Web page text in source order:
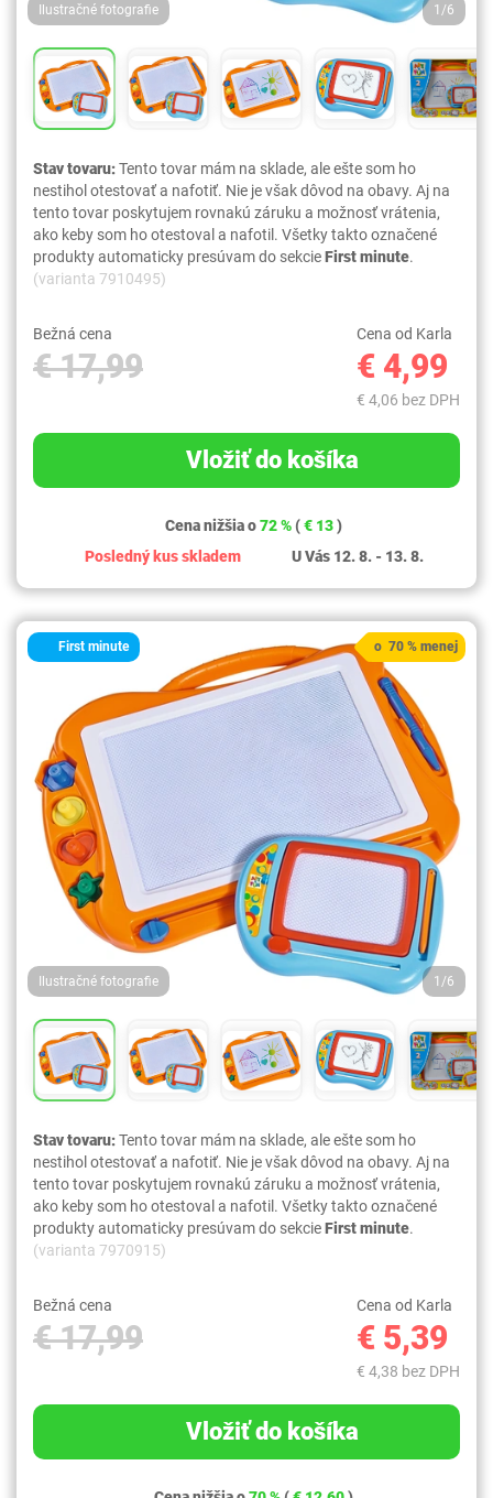
Ilustračné fotografie 1/6
Stav tovaru:Tento tovar mám na sklade, ale ešte som ho
nestihol otestovať a nafotiť. Nie je však dôvod na obavy. Aj na
tento tovar poskytujem rovnakú záruku a možnosť vrátenia,
ako keby som ho otestoval a nafotil. Všetky takto označené
produkty automaticky presúvam do sekcieFirst minute.
(varianta 7910495)
Bežná cena
€ 17,99
Cena od Karla
€ 4,99
€ 4,06 bez DPH
Vložiť do košíka
Cena nižšia o72 % (€ 13)
Posledný kus skladem
U Vás 12. 8. - 13. 8.
First minute
Ilustračné fotografie 1/6
o 70 % menej
Stav tovaru:Tento tovar mám na sklade, ale ešte som ho
nestihol otestovať a nafotiť. Nie je však dôvod na obavy. Aj na
tento tovar poskytujem rovnakú záruku a možnosť vrátenia,
ako keby som ho otestoval a nafotil. Všetky takto označené
produkty automaticky presúvam do sekcieFirst minute.
(varianta 7970915)
Bežná cena
€ 17,99
Cena od Karla
€ 5,39
€ 4,38 bez DPH
Vložiť do košíka